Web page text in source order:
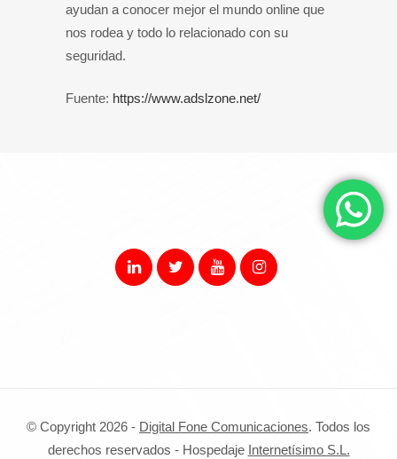
ayudan a conocer mejor el mundo online que
nos rodea y todo lo relacionado con su
seguridad.
Fuente: https://www.adslzone.net/
© Copyright 2026 - Digital Fone Comunicaciones. Todos los
derechos reservados - Hospedaje Internetísimo S.L.